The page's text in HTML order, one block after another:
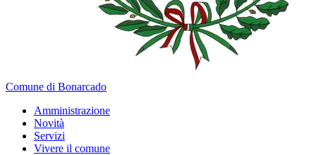
Comune di Bonarcado
Amministrazione
Novità
Servizi
Vivere il comune